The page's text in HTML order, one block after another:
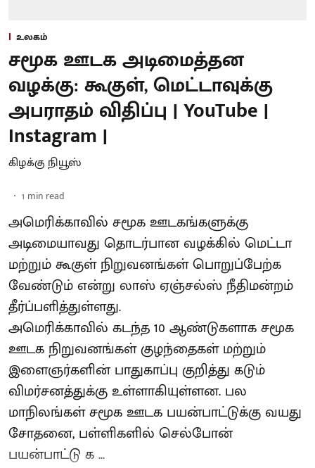
உலகம்
சமூக ஊடக அடிமைத்தன
வழக்கு: கூகுள், மெட்டாவுக்கு
அபராதம் விதிப்பு | YouTube |
Instagram |
கிழக்கு நியூஸ்
1 min read
அமெரிக்காவில் சமூக ஊடகங்களுக்கு
அடிமையாவது தொடர்பான வழக்கில் மெட்டா
மற்றும் கூகுள் நிறுவனங்கள் பொறுப்பேற்க
வேண்டும் என்று லாஸ் ஏஞ்சல்ஸ் நீதிமன்றம்
தீர்ப்பளித்துள்ளது.
அமெரிக்காவில் கடந்த 10 ஆண்டுகளாக சமூக
ஊடக நிறுவனங்கள் குழந்தைகள் மற்றும்
இளைஞர்களின் பாதுகாப்பு குறித்து கடும்
விமர்சனத்துக்கு உள்ளாகியுள்ளன. பல
மாநிலங்கள் சமூக ஊடக பயன்பாட்டுக்கு வயது
சோதனை, பள்ளிகளில் செல்போன்
பயன்பாட்டு க ...